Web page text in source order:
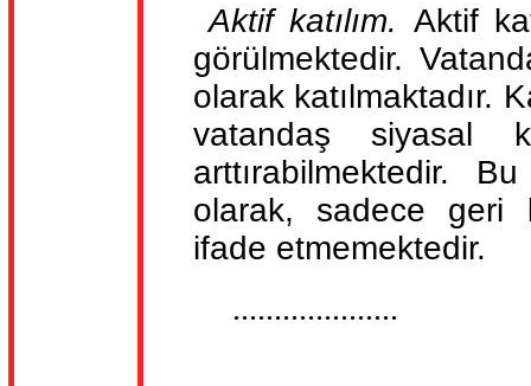
Aktif katılım. Aktif
görülmektedir.
olarak katılmaktadır.
vatandaş siyasal
arttırabilmektedir.
olarak, sadece geri
ifade etmemektedir.
....................